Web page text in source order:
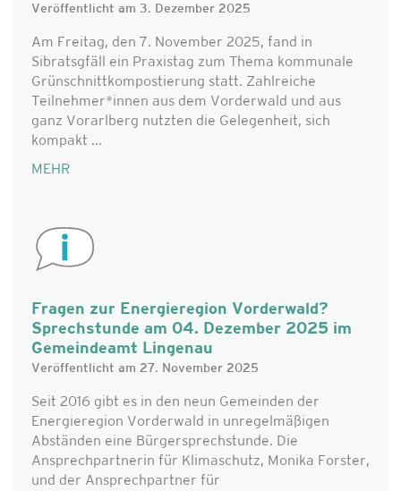
Veröffentlicht am 3. Dezember 2025
Am Freitag, den 7. November 2025, fand in
Sibratsgfäll ein Praxistag zum Thema kommunale
Grünschnittkompostierung statt. Zahlreiche
Teilnehmer*innen aus dem Vorderwald und aus
ganz Vorarlberg nutzten die Gelegenheit, sich
kompakt ...
MEHR
Fragen zur Energieregion Vorderwald?
Sprechstunde am 04. Dezember 2025 im
Gemeindeamt Lingenau
Veröffentlicht am 27. November 2025
Seit 2016 gibt es in den neun Gemeinden der
Energieregion Vorderwald in unregelmäßigen
Abständen eine Bürgersprechstunde. Die
Ansprechpartnerin für Klimaschutz, Monika Forster,
und der Ansprechpartner für